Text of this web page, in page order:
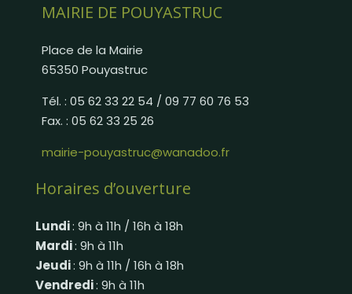
MAIRIE DE POUYASTRUC
Place de la Mairie
65350 Pouyastruc
Tél. : 05 62 33 22 54 / 09 77 60 76 53
Fax. : 05 62 33 25 26
mairie-pouyastruc@wanadoo.fr
Horaires d’ouverture
Lundi: 9h à 11h / 16h à 18h
Mardi: 9h à 11h
Jeudi: 9h à 11h / 16h à 18h
Vendredi: 9h à 11h